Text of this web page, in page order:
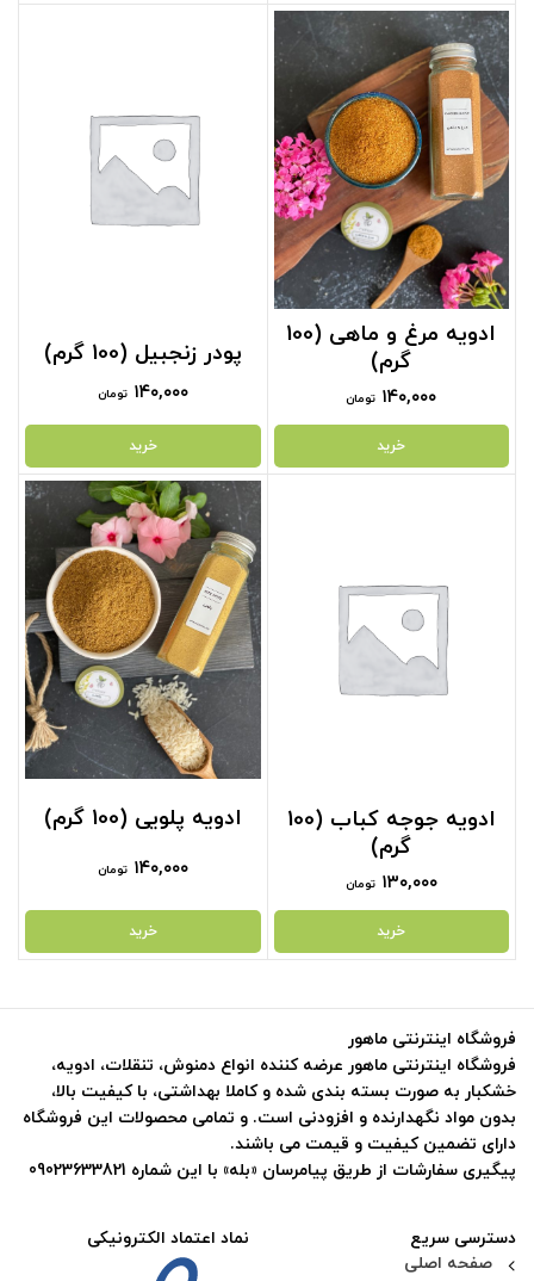
ادویه مرغ و ماهی (100
گرم)
۱۴۰,۰۰۰ تومان
خرید
پودر زنجبیل (100 گرم)
۱۴۰,۰۰۰ تومان
خرید
ادویه جوجه کباب (100
گرم)
۱۳۰,۰۰۰ تومان
خرید
ادویه پلویی (100 گرم)
۱۴۰,۰۰۰ تومان
خرید
نماد اعتماد الکترونیکی
دسترسی سریع
صفحه اصلی
فروشگاه اینترنتی ماهور
فروشگاه اینترنتی ماهور عرضه کننده انواع دمنوش، تنقلات، ادویه،
خشکبار به صورت بسته بندی شده و کاملا بهداشتی، با کیفیت بالا،
بدون مواد نگهدارنده و افزودنی است. و تمامی محصولات این فروشگاه
دارای تضمین کیفیت و قیمت می باشند.
پیگیری سفارشات از طریق پیامرسان «بله» با این شماره 09023633821